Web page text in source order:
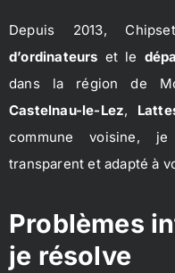
Depuis 2013,
d’ordinateurs et le
dans la région de
Castelnau-le-Lez,
commune voisine,
transparent et adapté à
Problèmes
je résolve